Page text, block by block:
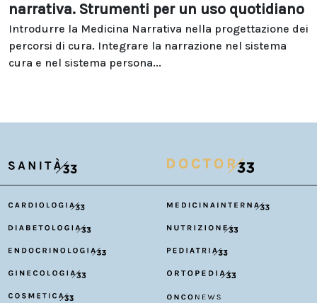
narrativa. Strumenti per un uso quotidiano
Introdurre la Medicina Narrativa nella progettazione dei
percorsi di cura. Integrare la narrazione nel sistema
cura e nel sistema persona...